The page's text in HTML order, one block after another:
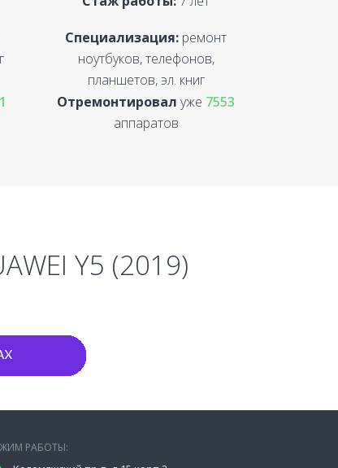
Специализация: ремонт
ноутбуков, телефонов,
планшетов, эл. книг
Отремонтировалуже 7553
аппаратов
Y5 (2019)
РАБОТЫ: